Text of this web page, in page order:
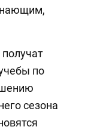
по
сезона